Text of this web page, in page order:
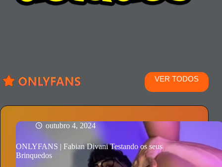
VER TODOS
outubro 4, 2024
ONLYFANS | Fabian Divani Testando os seus
Brinquedos